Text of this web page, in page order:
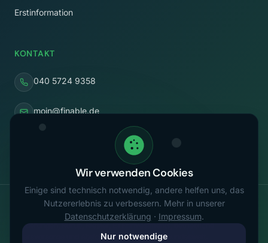
Erstinformation
KONTAKT
040 5724 9358
moin@finable.de
Rothenbaumchaussee 58
FINABLE bietet unabhängige Finanzberatung zu den Themen
Altersvorsorge, Steueroptimierung, Vermögensaufbau, staatliche
Förderungen, Rürup, Riester, ETF-Investments, betriebliche
Altersvorsorge und Absicherung – digital und bundesweit.
Wir verwenden Cookies
Einige sind technisch notwendig, andere helfen uns, das
Nutzererlebnis zu verbessern. Mehr in unserer
Datenschutzerklärung · Impressum.
Nur notwendige